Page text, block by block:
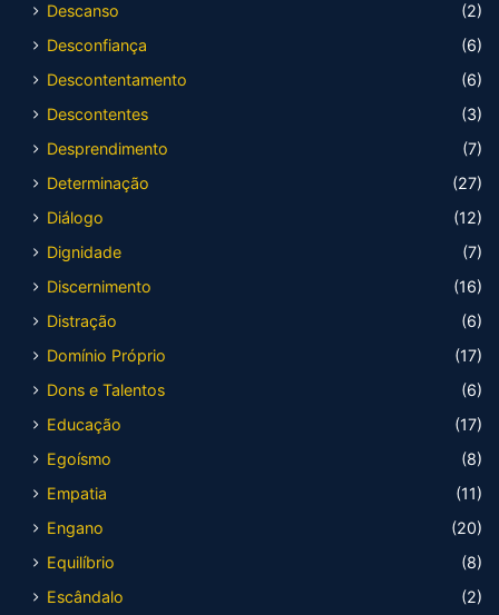
Descanso
(2)
Desconfiança
(6)
Descontentamento
(6)
Descontentes
(3)
Desprendimento
(7)
Determinação
(27)
Diálogo
(12)
Dignidade
(7)
Discernimento
(16)
Distração
(6)
Domínio Próprio
(17)
Dons e Talentos
(6)
Educação
(17)
Egoísmo
(8)
Empatia
(11)
Engano
(20)
Equilíbrio
(8)
Escândalo
(2)